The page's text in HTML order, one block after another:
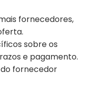
fornecedores,
sobre os
e pagamento.
fornecedor